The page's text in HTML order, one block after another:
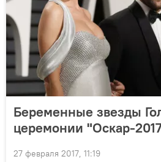
Беременные звезды
церемонии "Оскар-
27 февраля 2017, 11:19